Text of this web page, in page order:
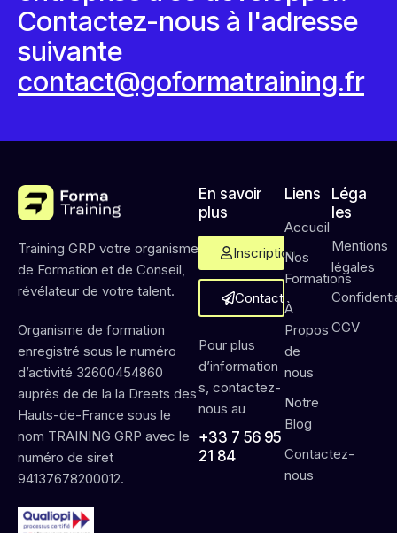
Contactez-nous à l'adresse
suivante
contact@goformatraining.fr
Training GRP votre organisme
de Formation et de Conseil,
révélateur de votre talent.
Organisme de formation
enregistré sous le numéro
d’activité 32600454860
auprès de de la la Dreets des
Hauts-de-France sous le
nom TRAINING GRP avec le
numéro de siret
94137678200012.
En savoir
plus
Inscription
Contact
Pour plus
d’information
s, contactez-
nous au
+33 7 56 95
21 84
Liens
Accueil
Nos
Formations
À
Propos
de
nous
Notre
Blog
Contactez-
nous
Léga
les
Mentions
légales
CGV